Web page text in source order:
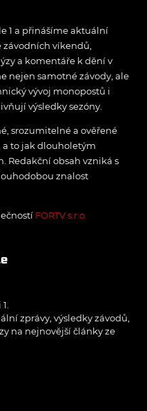
1 a přinášíme aktuální
víkendů,
a komentáře k dění v
nejen samotné závody, ale
vývoj monopostů i
výsledky sezóny.
srozumitelné a ověřené
a to jak dlouholetým
Redakční obsah vzniká s
znalost
FORTV s.r.o.
zprávy, výsledky závodů,
na nejnovější články ze